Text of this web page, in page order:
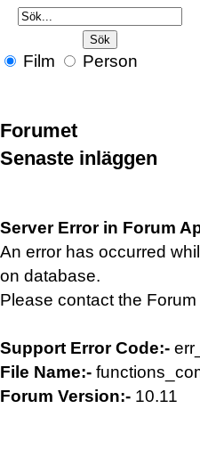
Film Person
Forumet
Senaste inläggen
Server Error in Forum
An error has occurred
on database.
Please contact the Forum
Support Error Code:-
File Name:-
Forum Version:- 10.11